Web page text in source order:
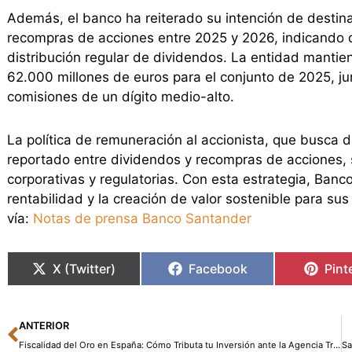
Además, el banco ha reiterado su intención de
recompras de acciones entre 2025 y 2026,
distribución regular de dividendos. La entidad
62.000 millones de euros para el conjunto de 2025,
comisiones de un dígito medio-alto.
La política de remuneración al accionista, que busca
reportado entre dividendos y recompras de
corporativas y regulatorias. Con esta estrategia,
rentabilidad y la creación de valor sostenible para
vía: Notas de prensa Banco Santander
X (Twitter) Facebook
Ant
ANTERIOR
Fiscalidad del Oro en España: Cómo Tributa tu Inversión ante la Agencia Tributaria